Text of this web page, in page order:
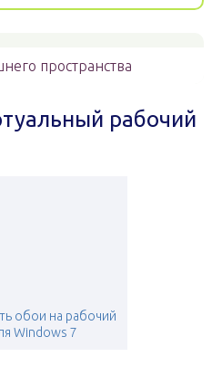
пространства
рабочий
обои на рабочий
Windows 7